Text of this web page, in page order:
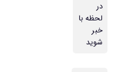
در
لحظه با
خبر
شوید